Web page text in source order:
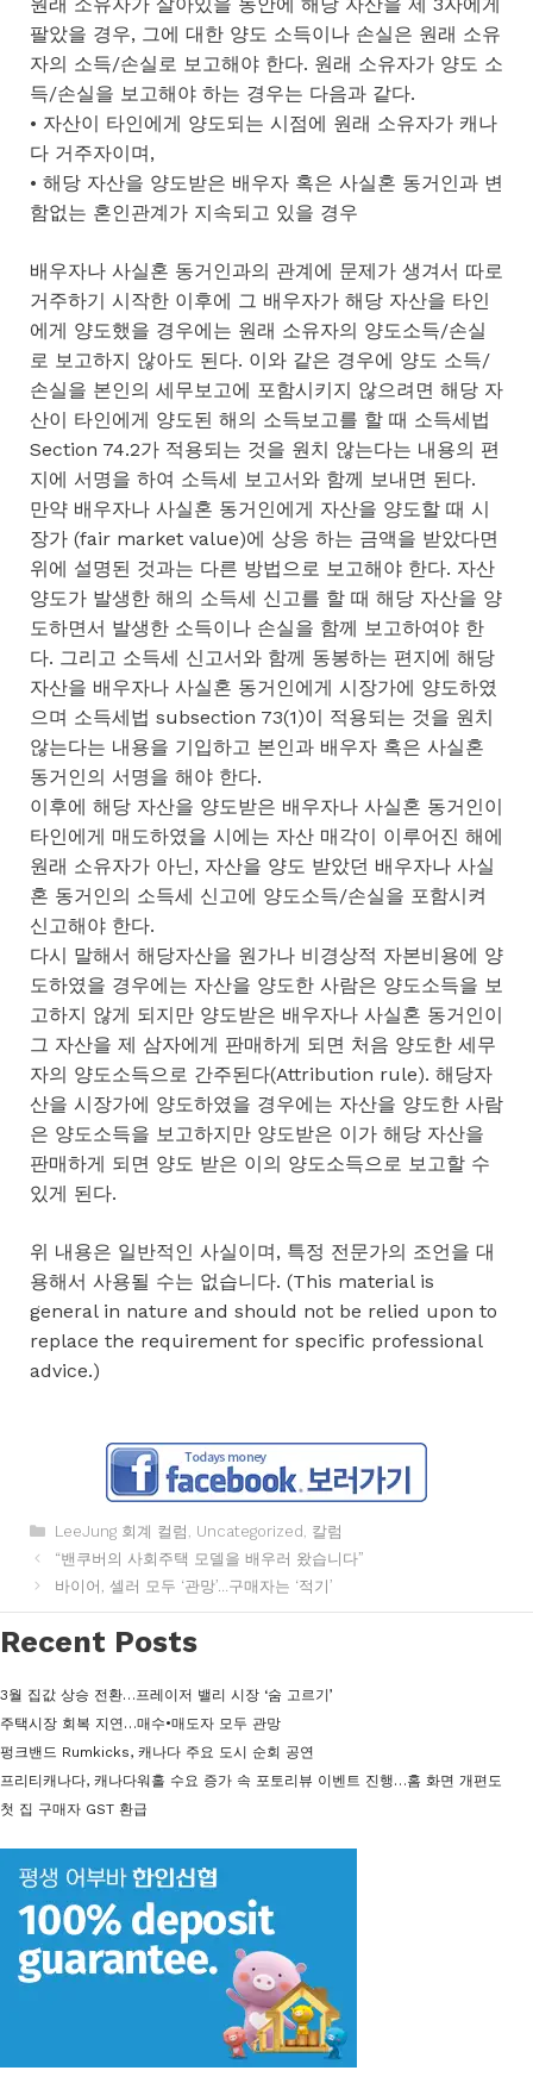
팔았을 경우, 그에 대한 양도 소득이나 손실은 원래 소유
자의 소득/손실로 보고해야 한다. 원래 소유자가 양도 소
득/손실을 보고해야 하는 경우는 다음과 같다.
• 자산이 타인에게 양도되는 시점에 원래 소유자가 캐나
다 거주자이며,
• 해당 자산을 양도받은 배우자 혹은 사실혼 동거인과 변
함없는 혼인관계가 지속되고 있을 경우
배우자나 사실혼 동거인과의 관계에 문제가 생겨서 따로
거주하기 시작한 이후에 그 배우자가 해당 자산을 타인
에게 양도했을 경우에는 원래 소유자의 양도소득/손실
로 보고하지 않아도 된다. 이와 같은 경우에 양도 소득/
손실을 본인의 세무보고에 포함시키지 않으려면 해당 자
산이 타인에게 양도된 해의 소득보고를 할 때 소득세법
Section 74.2가 적용되는 것을 원치 않는다는 내용의 편
지에 서명을 하여 소득세 보고서와 함께 보내면 된다.
만약 배우자나 사실혼 동거인에게 자산을 양도할 때 시
장가 (fair market value)에 상응 하는 금액을 받았다면
위에 설명된 것과는 다른 방법으로 보고해야 한다. 자산
양도가 발생한 해의 소득세 신고를 할 때 해당 자산을 양
도하면서 발생한 소득이나 손실을 함께 보고하여야 한
다. 그리고 소득세 신고서와 함께 동봉하는 편지에 해당
자산을 배우자나 사실혼 동거인에게 시장가에 양도하였
으며 소득세법 subsection 73(1)이 적용되는 것을 원치
않는다는 내용을 기입하고 본인과 배우자 혹은 사실혼
동거인의 서명을 해야 한다.
이후에 해당 자산을 양도받은 배우자나 사실혼 동거인이
타인에게 매도하였을 시에는 자산 매각이 이루어진 해에
원래 소유자가 아닌, 자산을 양도 받았던 배우자나 사실
혼 동거인의 소득세 신고에 양도소득/손실을 포함시켜
신고해야 한다.
다시 말해서 해당자산을 원가나 비경상적 자본비용에 양
도하였을 경우에는 자산을 양도한 사람은 양도소득을 보
고하지 않게 되지만 양도받은 배우자나 사실혼 동거인이
그 자산을 제 삼자에게 판매하게 되면 처음 양도한 세무
자의 양도소득으로 간주된다(Attribution rule). 해당자
산을 시장가에 양도하였을 경우에는 자산을 양도한 사람
은 양도소득을 보고하지만 양도받은 이가 해당 자산을
판매하게 되면 양도 받은 이의 양도소득으로 보고할 수
있게 된다.
위 내용은 일반적인 사실이며, 특정 전문가의 조언을 대
용해서 사용될 수는 없습니다. (This material is
general in nature and should not be relied upon to
replace the requirement for specific professional
advice.)
카
테
고
리
LeeJung 회계 컬럼 Uncategorized 칼럼
“밴쿠버의 사회주택 모델을 배우러 왔습니다”
바이어, 셀러 모두 ‘관망’…구매자는 ‘적기’
Recent Posts
3월 집값 상승 전환…프레이저 밸리 시장 ‘숨 고르기’
주택시장 회복 지연…매수•매도자 모두 관망
펑크밴드 Rumkicks, 캐나다 주요 도시 순회 공연
프리티캐나다, 캐나다워홀 수요 증가 속 포토리뷰 이벤트 진행…홈 화면 개편도
첫 집 구매자 GST 환급